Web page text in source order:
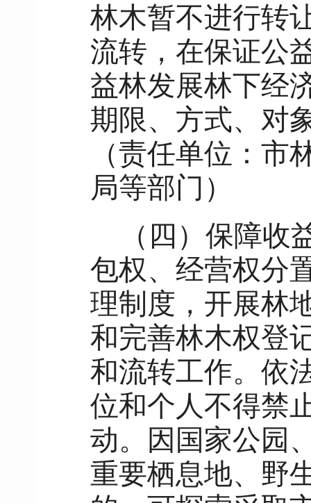
林木暂不进行转
流转，在保证公
益林发展林下经
期限、方式、对
（责任单位：市
局等部门）
（四）保障
包权、经营权分
理制度，开展林
和完善林木权登
和流转工作。依
位和个人不得禁
动。因国家公园
重要栖息地、野